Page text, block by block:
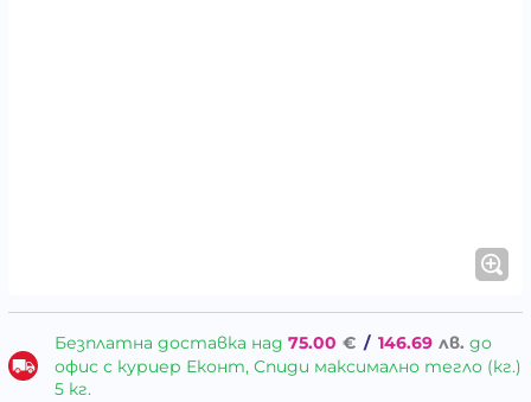
Безплатна доставка над 75.00 € / 146.69 лв. до
офис с куриер Еконт, Спиди максимално тегло (кг.)
5 кг.